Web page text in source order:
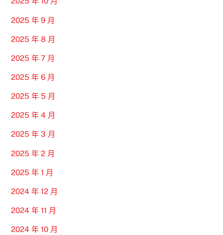
2025 年 9 月
2025 年 8 月
2025 年 7 月
2025 年 6 月
2025 年 5 月
2025 年 4 月
2025 年 3 月
2025 年 2 月
2025 年 1 月
2024 年 12 月
2024 年 11 月
2024 年 10 月